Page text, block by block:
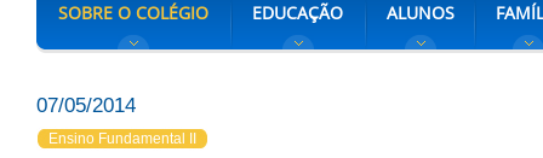
SOBRE O COLÉGIO EDUCAÇÃO ALUNOS
07/05/2014
Ensino Fundamental II